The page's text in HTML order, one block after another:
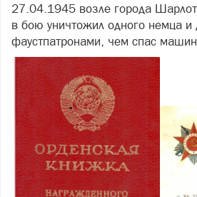
27.04.1945 возле города
в бою уничтожил одного немца и
фаустпатронами, чем спас